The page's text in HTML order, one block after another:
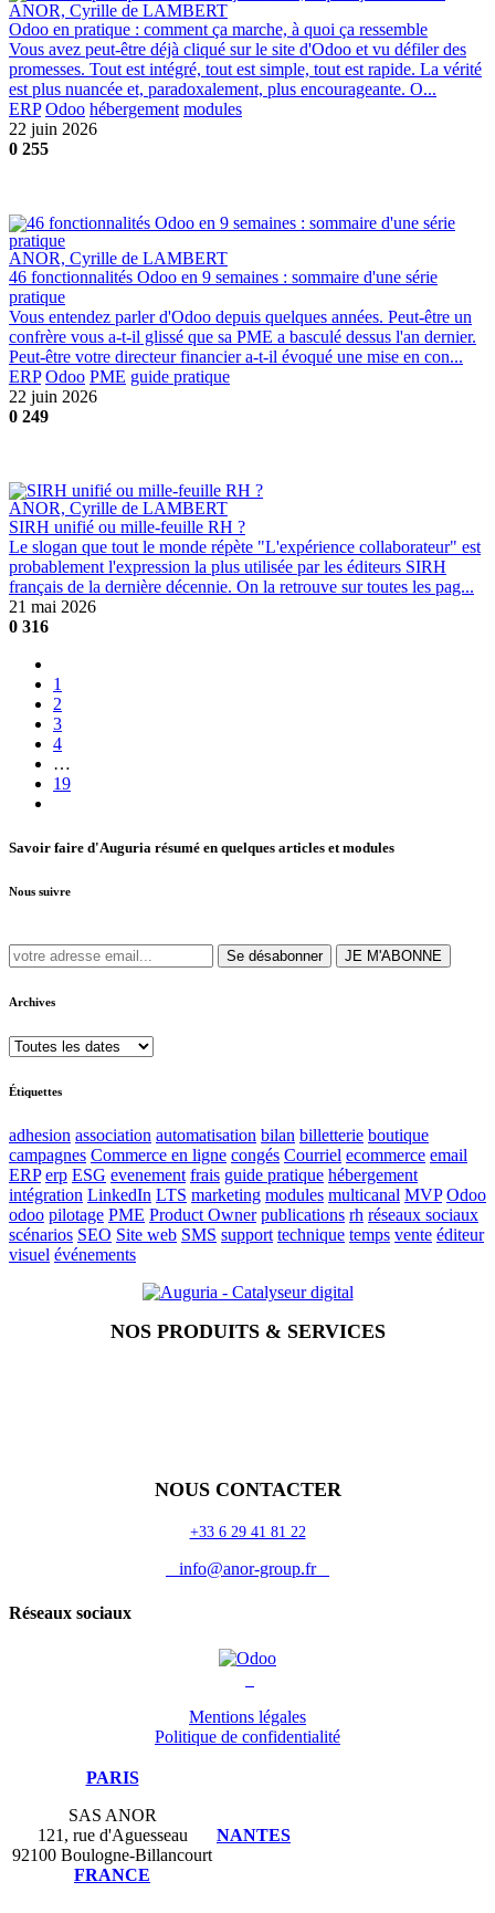
ANOR, Cyrille de LAMBERT
Odoo en pratique : comment ça marche, à quoi ça ressemble
Vous avez peut-être déjà cliqué sur le site d'Odoo et vu défiler des
promesses. Tout est intégré, tout est simple, tout est rapide. La vérité
est plus nuancée et, paradoxalement, plus encourageante. O...
ERP Odoo hébergement modules
22 juin 2026
0 255
ANOR, Cyrille de LAMBERT
46 fonctionnalités Odoo en 9 semaines : sommaire d'une série
pratique
Vous entendez parler d'Odoo depuis quelques années. Peut-être un
confrère vous a-t-il glissé que sa PME a basculé dessus l'an dernier.
Peut-être votre directeur financier a-t-il évoqué une mise en con...
ERP Odoo PME guide pratique
22 juin 2026
0 249
ANOR, Cyrille de LAMBERT
SIRH unifié ou mille-feuille RH ?
Le slogan que tout le monde répète "L'expérience collaborateur" est
probablement l'expression la plus utilisée par les éditeurs SIRH
français de la dernière décennie. On la retrouve sur toutes les pag...
21 mai 2026
0 316
1
2
3
4
…
19
Savoir faire d'Auguria résumé en quelques articles et modules
Nous suivre
Se désabonner JE M'ABONNE
Archives
Étiquettes
adhesion association automatisation bilan billetterie boutique
campagnes Commerce en ligne congés Courriel ecommerce email
ERP erp ESG evenement frais guide pratique hébergement
intégration LinkedIn LTS marketing modules multicanal MVP Odoo
odoo pilotage PME Product Owner publications rh réseaux sociaux
scénarios SEO Site web SMS support technique temps vente éditeur
visuel événements
NOS PRODUITS & SERVICES
NOUS CONTACTER
+33 6 29 41 81 22
info@anor-group.fr
Réseaux sociaux
Mentions légales
Politique de confidentialité
PARIS
SAS ANOR
121, rue d'Aguesseau
92100 Boulogne-Billancourt
FRANCE
NANTES